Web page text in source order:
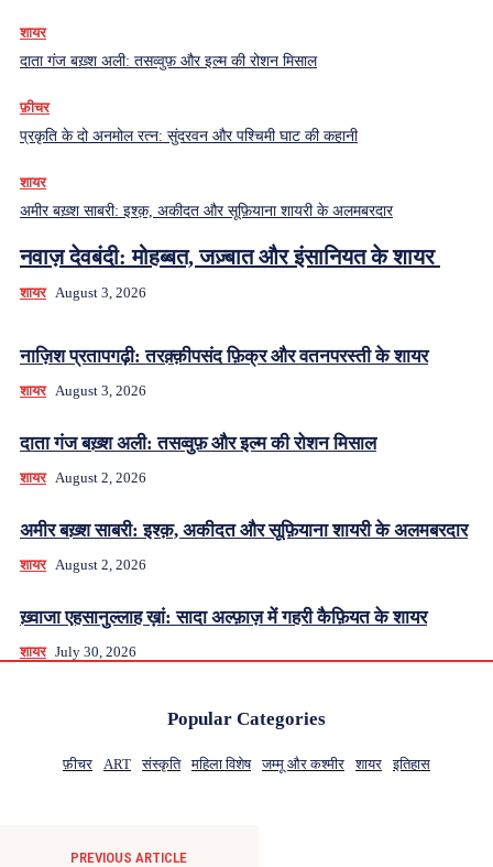
शायर
दाता गंज बख़्श अली: तसव्वुफ़ और इल्म की रोशन मिसाल
फ़ीचर
प्रकृति के दो अनमोल रत्न: सुंदरवन और पश्चिमी घाट की कहानी
शायर
अमीर बख़्श साबरी: इश्क़, अकीदत और सूफ़ियाना शायरी के अलमबरदार
नवाज़ देवबंदी: मोहब्बत, जज़्बात और इंसानियत के शायर
शायर August 3, 2026
नाज़िश प्रतापगढ़ी: तरक़्क़ीपसंद फ़िक्र और वतनपरस्ती के शायर
शायर August 3, 2026
दाता गंज बख़्श अली: तसव्वुफ़ और इल्म की रोशन मिसाल
शायर August 2, 2026
अमीर बख़्श साबरी: इश्क़, अकीदत और सूफ़ियाना शायरी के अलमबरदार
शायर August 2, 2026
ख़्वाजा एहसानुल्लाह ख़ां: सादा अल्फ़ाज़ में गहरी कैफ़ियत के शायर
शायर July 30, 2026
Popular Categories
फ़ीचर ART संस्कृति महिला विशेष जम्मू और कश्मीर शायर इतिहास
PREVIOUS ARTICLE